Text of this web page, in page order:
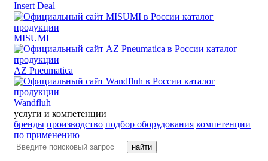
Insert Deal
MISUMI
AZ Pneumatica
Wandfluh
услуги и компетенции
бренды производство подбор оборудования компетенции
по применению
найти